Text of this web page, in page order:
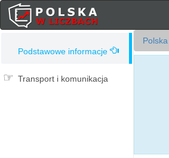
Podstawowe informacje
Transport i komunikacja
Polska